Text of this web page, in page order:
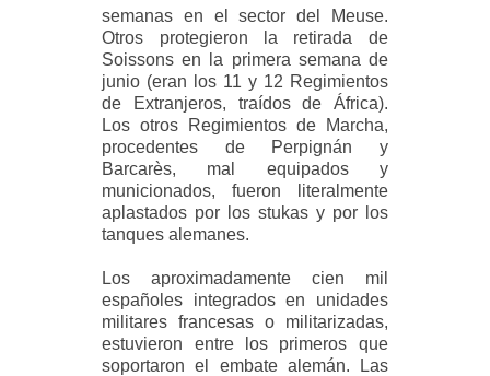
semanas en el sector del Meuse.
Otros protegieron la retirada de
Soissons en la primera semana de
junio (eran los 11 y 12 Regimientos
de Extranjeros, traídos de África).
Los otros Regimientos de Marcha,
procedentes de Perpignán y
Barcarès, mal equipados y
municionados, fueron literalmente
aplastados por los stukas y por los
tanques alemanes.
Los aproximadamente cien mil
españoles integrados en unidades
militares francesas o militarizadas,
estuvieron entre los primeros que
soportaron el embate alemán. Las